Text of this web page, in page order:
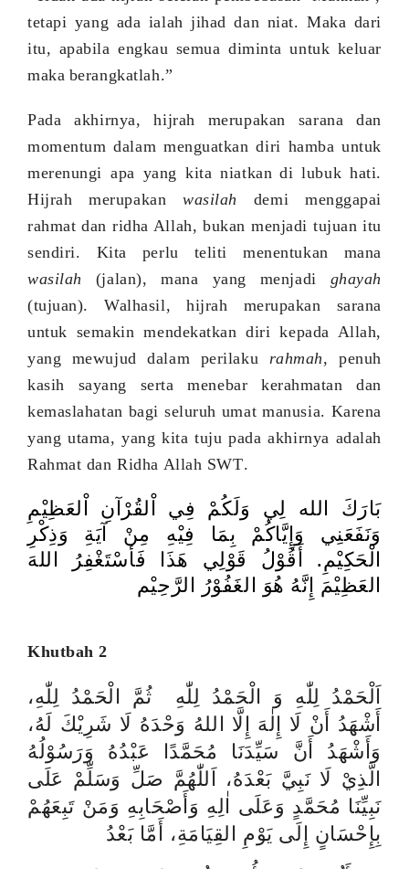
tetapi yang ada ialah jihad dan niat. Maka dari
itu, apabila engkau semua diminta untuk keluar
maka berangkatlah.”
Pada akhirnya, hijrah merupakan sarana dan
momentum dalam menguatkan diri hamba untuk
merenungi apa yang kita niatkan di lubuk hati.
Hijrah merupakanwasilah
demi menggapai
rahmat dan ridha Allah, bukan menjadi tujuan itu
sendiri. Kita perlu teliti menentukan mana
wasilah (jalan), mana yang menjadi ghayah
(tujuan). Walhasil, hijrah merupakan sarana
untuk semakin mendekatkan diri kepada Allah,
yang mewujud dalam perilaku rahmah,penuh
kasih sayang sertamenebar kerahmatan dan
kemaslahatan bagi seluruh umat manusia. Karena
yang utama, yang kita tuju pada akhirnya adalah
Rahmat dan Ridha Allah SWT.
بَارَكَ الله لِي وَلَكُمْ فِي اْلقُرْآنِ اْلعَظِيْمِ
وَنَفَعَنِي وَإِيَّاكُمْ بِمَا فِيْهِ مِنْ آيَةِ وَذِكْرِ
الْحَكِيْمِ. أَقُوْلُ قَوْلِي هَذَا فَأسْتَغْفِرُ اللهَ
العَظِيْمَ إِنَّهُ هُوَ الغَفُوْرُ الرَّحِيْم
Khutbah 2
اَلْحَمْدُ لِلّٰهِ وَ الْحَمْدُ لِلّٰهِ ثُمَّ الْحَمْدُ لِلّٰهِ،
أَشْهَدُ أَنْ لَا إِلٰهَ إِلَّا اللهُ وَحْدَهُ لَا شَرِيْكَ لَهُ،
وَأَشْهَدُ أَنَّ سَيِّدَنَا مُحَمَّدًا عَبْدُهُ وَرَسُوْلُهُ
الَّذِيْ لَا نَبِيَّ بَعْدَهُ، اَللّٰهُمَّ صَلِّ وَسَلِّمْ عَلَى
نَبِيِّنَا مُحَمَّدٍ وَعَلَى اٰلِهِ وَأَصْحَابِهِ وَمَنْ تَبِعَهُمْ
بِإِحْسَانٍ إِلَى يَوْمِ القِيَامَةِ، أَمَّا بَعْدُ